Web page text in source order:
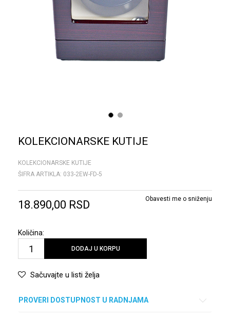
1 2
KOLEKCIONARSKE KUTIJE
KOLEKCIONARSKE KUTIJE
ŠIFRA ARTIKLA: 033-2EW-FD-5
18.890,00 RSD Obavesti me o sniženju
Količina:
DODAJ U KORPU
Sačuvajte u listi želja
PROVERI DOSTUPNOST U RADNJAMA